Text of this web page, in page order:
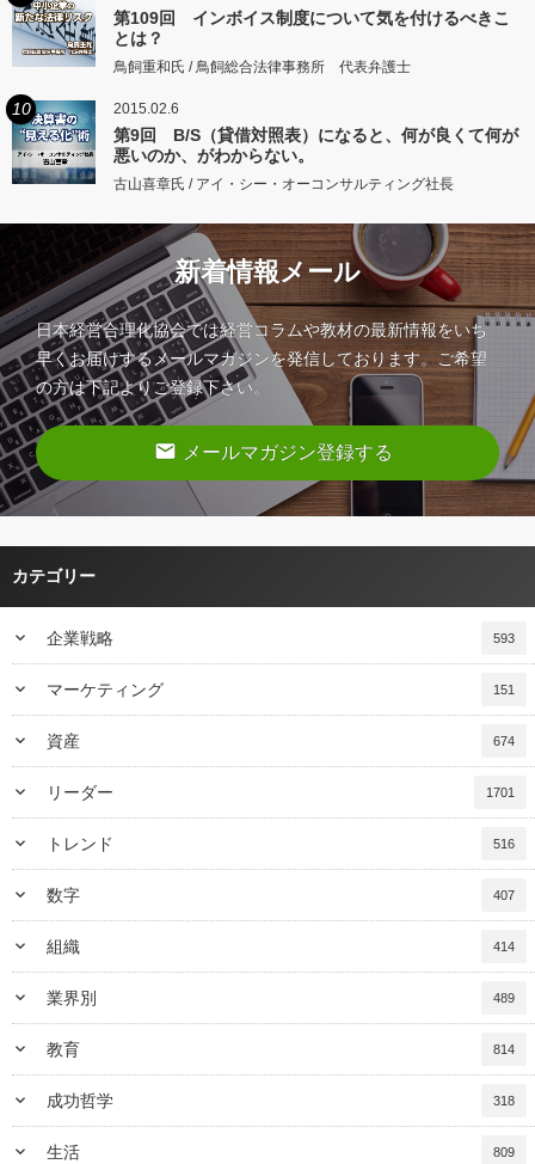
第109回 インボイス制度について気を付けるべきこ
とは？
鳥飼重和氏 / 鳥飼総合法律事務所 代表弁護士
10 2015.02.6
第9回 B/S（貸借対照表）になると、何が良くて何が
悪いのか、がわからない。
古山喜章氏 / アイ・シー・オーコンサルティング社長
新着情報メール
日本経営合理化協会では経営コラムや教材の最新情報をいち
早くお届けするメールマガジンを発信しております。ご希望
の方は下記よりご登録下さい。
email メールマガジン登録する
カテゴリー
keyboard_arrow_down 企業戦略 593
keyboard_arrow_down マーケティング 151
keyboard_arrow_down 資産 674
keyboard_arrow_down リーダー 1701
keyboard_arrow_down トレンド 516
keyboard_arrow_down 数字 407
keyboard_arrow_down 組織 414
keyboard_arrow_down 業界別 489
keyboard_arrow_down 教育 814
keyboard_arrow_down 成功哲学 318
keyboard_arrow_down 生活 809